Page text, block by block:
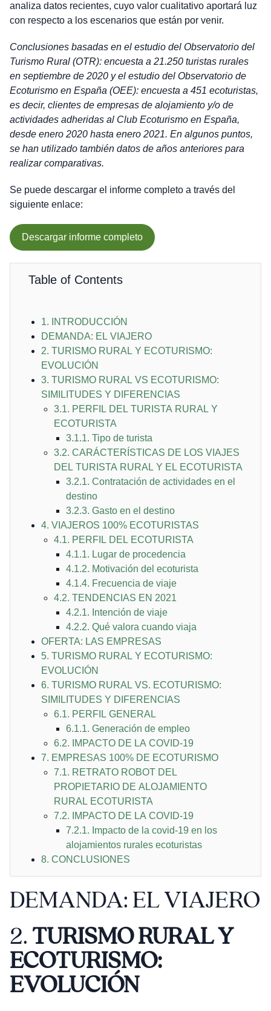
analiza datos recientes, cuyo valor cualitativo aportará luz
con respecto a los escenarios que están por venir.
Conclusiones basadas en el estudio del Observatorio del
Turismo Rural (OTR): encuesta a 21.250 turistas rurales
en septiembre de 2020 y el estudio del Observatorio de
Ecoturismo en España (OEE): encuesta a 451 ecoturistas,
es decir, clientes de empresas de alojamiento y/o de
actividades adheridas al Club Ecoturismo en España,
desde enero 2020 hasta enero 2021. En algunos puntos,
se han utilizado también datos de años anteriores para
realizar comparativas.
Se puede descargar el informe completo a través del
siguiente enlace:
Descargar informe completo
Table of Contents
1. INTRODUCCIÓN
DEMANDA: EL VIAJERO
2. TURISMO RURAL Y ECOTURISMO:
EVOLUCIÓN
3. TURISMO RURAL VS ECOTURISMO:
SIMILITUDES Y DIFERENCIAS
3.1. PERFIL DEL TURISTA RURAL Y
ECOTURISTA
3.1.1. Tipo de turista
3.2. CARÁCTERÍSTICAS DE LOS VIAJES
DEL TURISTA RURAL Y EL ECOTURISTA
3.2.1. Contratación de actividades en el
destino
3.2.3. Gasto en el destino
4. VIAJEROS 100% ECOTURISTAS
4.1. PERFIL DEL ECOTURISTA
4.1.1. Lugar de procedencia
4.1.2. Motivación del ecoturista
4.1.4. Frecuencia de viaje
4.2. TENDENCIAS EN 2021
4.2.1. Intención de viaje
4.2.2. Qué valora cuando viaja
OFERTA: LAS EMPRESAS
5. TURISMO RURAL Y ECOTURISMO:
EVOLUCIÓN
6. TURISMO RURAL VS. ECOTURISMO:
SIMILITUDES Y DIFERENCIAS
6.1. PERFIL GENERAL
6.1.1. Generación de empleo
6.2. IMPACTO DE LA COVID-19
7. EMPRESAS 100% DE ECOTURISMO
7.1. RETRATO ROBOT DEL
PROPIETARIO DE ALOJAMIENTO
RURAL ECOTURISTA
7.2. IMPACTO DE LA COVID-19
7.2.1. Impacto de la covid-19 en los
alojamientos rurales ecoturistas
8. CONCLUSIONES
DEMANDA: EL VIAJERO
2.TURISMO RURAL Y
ECOTURISMO:
EVOLUCIÓN